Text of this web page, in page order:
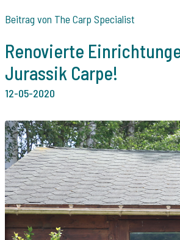
Beitrag von The Carp Specialist
Renovierte
Jurassik Carpe!
12-05-2020